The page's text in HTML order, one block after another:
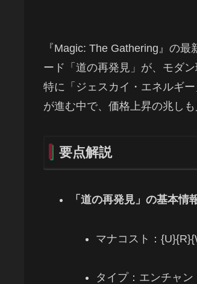
『Magic: The Gathering』の
ード「道の再発見」が、モダ
特に「ジェスカイ・エネルギ
が進む中で、価格上昇の兆しも
要点解説
「道の再発見」の基本情
マナコスト：
タイプ：エンチャン